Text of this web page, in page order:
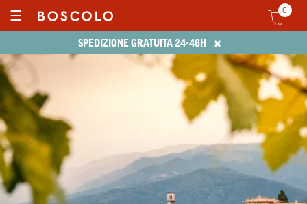
SPEDIZIONE GRATUITA 24-48H ×
☰ 0